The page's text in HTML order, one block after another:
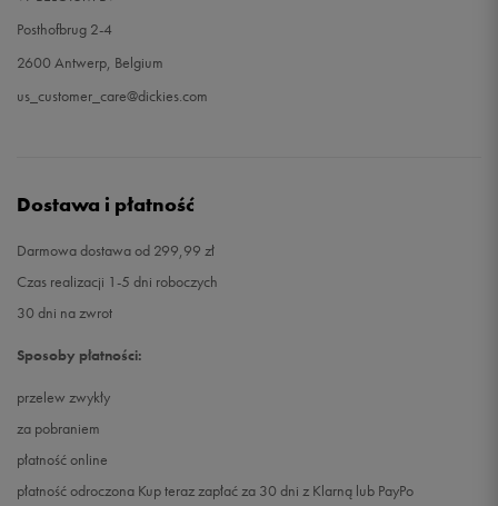
Posthofbrug 2-4
2600 Antwerp, Belgium
us_customer_care@dickies.com
Dostawa i płatność
Darmowa dostawa od 299,99 zł
Czas realizacji 1-5 dni roboczych
30 dni na zwrot
Sposoby płatności:
przelew zwykły
za pobraniem
płatność online
płatność odroczona Kup teraz zapłać za 30 dni z Klarną lub PayPo